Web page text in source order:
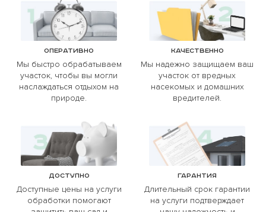
Оперативно
Мы быстро обрабатываем
участок, чтобы вы могли
наслаждаться отдыхом на
природе.
Качественно
Мы надежно защищаем ваш
участок от вредных
насекомых и домашних
вредителей.
Доступно
Доступные цены на услуги
обработки помогают
Гарантия
Длительный срок гарантии
на услуги подтверждает